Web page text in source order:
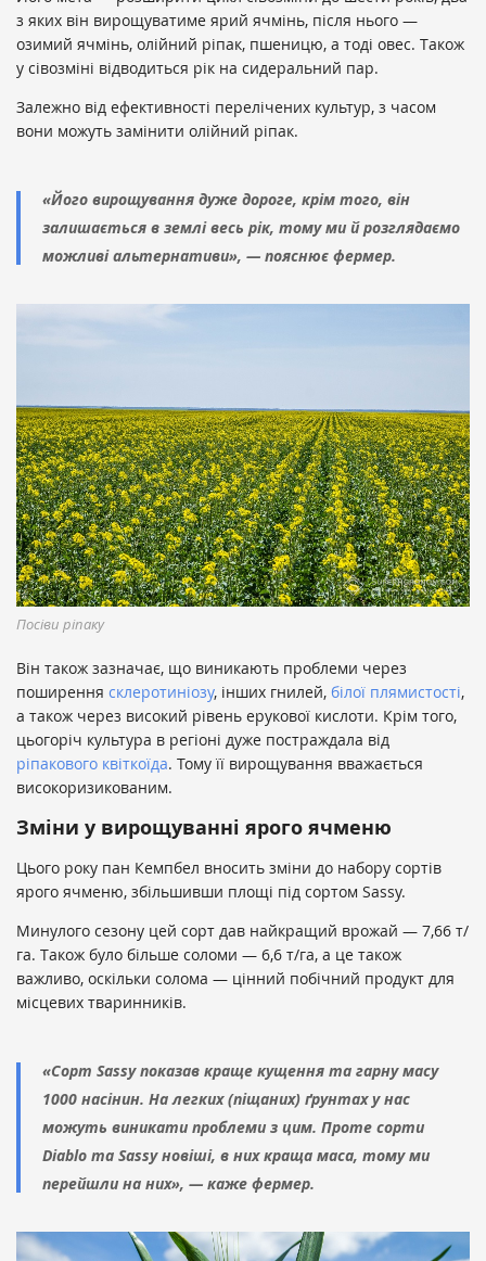
з яких він вирощуватиме ярий ячмінь, після нього —
озимий ячмінь, олійний ріпак, пшеницю, а тоді овес. Також
у сівозміні відводиться рік на сидеральний пар.
Залежно від ефективності перелічених культур, з часом
вони можуть замінити олійний ріпак.
«Його вирощування дуже дороге, крім того, він
залишається в землі весь рік, тому ми й розглядаємо
можливі альтернативи», — пояснює фермер.
Посіви ріпаку
Він також зазначає, що виникають проблеми через
поширення склеротиніозу, інших гнилей, білої плямистості,
а також через високий рівень ерукової кислоти. Крім того,
цьогоріч культура в регіоні дуже постраждала від
ріпакового квіткоїда. Тому її вирощування вважається
високоризикованим.
Зміни у вирощуванні ярого ячменю
Цього року пан Кемпбел вносить зміни до набору сортів
ярого ячменю, збільшивши площі під сортом Sassy.
Минулого сезону цей сорт дав найкращий врожай — 7,66 т/
га. Також було більше соломи — 6,6 т/га, а це також
важливо, оскільки солома — цінний побічний продукт для
місцевих тваринників.
«Сорт Sassy показав краще кущення та гарну масу
1000 насінин. На легких (піщаних) ґрунтах у нас
можуть виникати проблеми з цим. Проте сорти
Diablo та Sassy новіші, в них краща маса, тому ми
перейшли на них», — каже фермер.